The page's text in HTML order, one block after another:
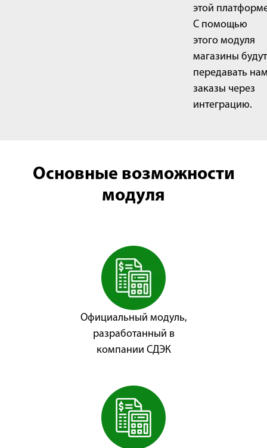
этой
С помощью
этого модуля
магазины будут
передавать
заказы через
интеграцию.
Основные возможности
модуля
Официальный модуль,
разработанный в
компании СДЭК